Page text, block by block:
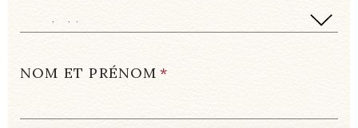
NOM ET PRÉNOM *